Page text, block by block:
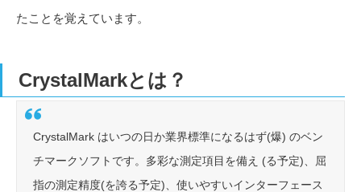
たことを覚えています。
CrystalMarkとは？
CrystalMark はいつの日か業界標準になるはず(爆) のベン
チマークソフトです。多彩な測定項目を備え (る予定)、屈
指の測定精度(を誇る予定)、使いやすいインターフェース